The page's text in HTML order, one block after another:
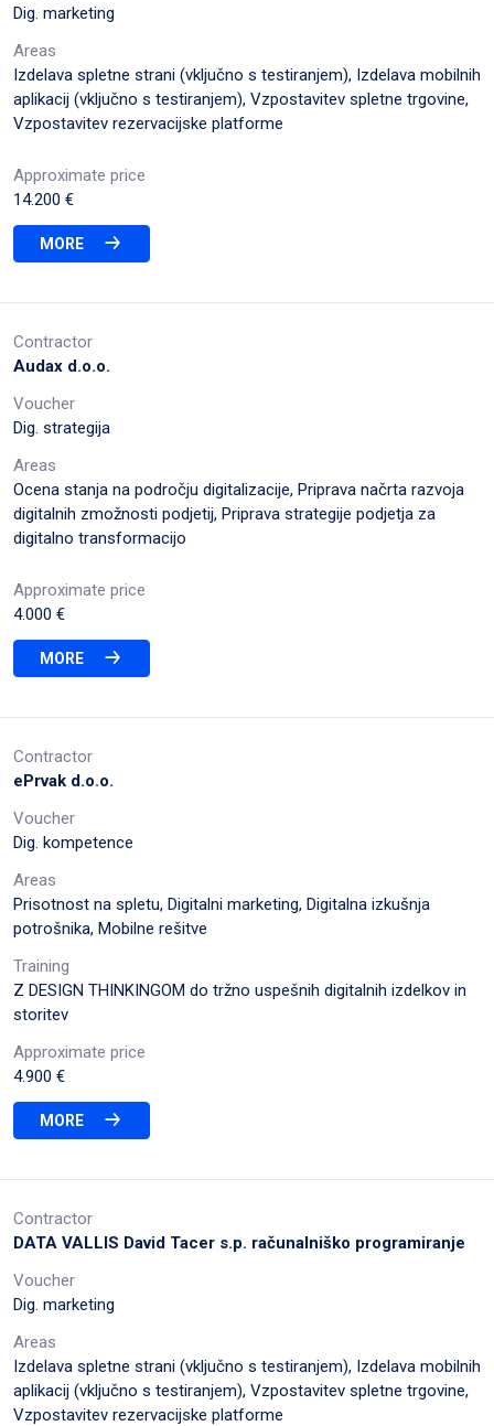
Dig. marketing
Areas
Izdelava spletne strani (vključno s testiranjem), Izdelava mobilnih
aplikacij (vključno s testiranjem), Vzpostavitev spletne trgovine,
Vzpostavitev rezervacijske platforme
Approximate price
14.200 €
MORE
Contractor
Audax d.o.o.
Voucher
Dig. strategija
Areas
Ocena stanja na področju digitalizacije, Priprava načrta razvoja
digitalnih zmožnosti podjetij, Priprava strategije podjetja za
digitalno transformacijo
Approximate price
4.000 €
MORE
Contractor
ePrvak d.o.o.
Voucher
Dig. kompetence
Areas
Prisotnost na spletu, Digitalni marketing, Digitalna izkušnja
potrošnika, Mobilne rešitve
Training
Z DESIGN THINKINGOM do tržno uspešnih digitalnih izdelkov in
storitev
Approximate price
4.900 €
MORE
Contractor
DATA VALLIS David Tacer s.p. računalniško programiranje
Voucher
Dig. marketing
Areas
Izdelava spletne strani (vključno s testiranjem), Izdelava mobilnih
aplikacij (vključno s testiranjem), Vzpostavitev spletne trgovine,
Vzpostavitev rezervacijske platforme